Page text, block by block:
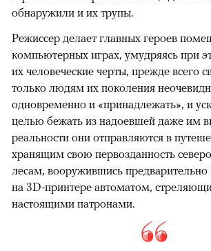
обнаружили и их трупы.
Режиссер делает главных героев
компьютерных играх, умудряясь при
их человеческие черты, прежде всего
только людям их поколения
одновременно и «принадлежать», и
целью бежать из надоевшей даже им
реальности они отправляются в
хранящим свою первозданность
лесам, вооружившись
на 3D-принтере автоматом,
настоящими патронами.